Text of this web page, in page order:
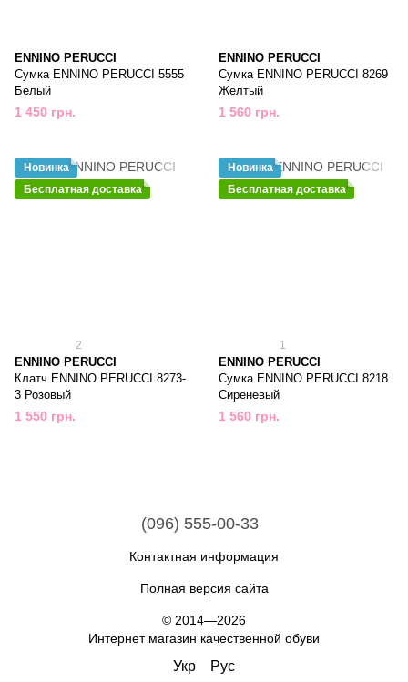
ENNINO PERUCCI
Сумка ENNINO PERUCCI 5555
Белый
1 450 грн.
ENNINO PERUCCI
Сумка ENNINO PERUCCI 8269
Желтый
1 560 грн.
Новинка
Бесплатная доставка
2
ENNINO PERUCCI
Клатч ENNINO PERUCCI 8273-
3 Розовый
1 550 грн.
Новинка
Бесплатная доставка
1
ENNINO PERUCCI
Сумка ENNINO PERUCCI 8218
Сиреневый
1 560 грн.
(096) 555-00-33
Контактная информация
Полная версия сайта
© 2014—2026
Интернет магазин качественной обуви
Укр Рус